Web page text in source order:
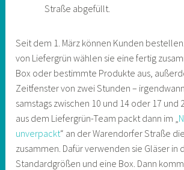
Straße abgefüllt.
Seit dem 1. März können Kunden
von Liefergrün wählen sie eine fertig
Box oder bestimmte Produkte aus,
Zeitfenster von zwei Stunden –
samstags zwischen 10 und 14 oder 17 und
aus dem Liefergrün-Team packt dann im „
unverpackt“ an der Warendorfer Straße
zusammen. Dafür verwenden sie Gläser in
Standardgrößen und eine Box. Dann